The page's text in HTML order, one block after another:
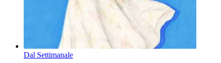
Dal Settimanale